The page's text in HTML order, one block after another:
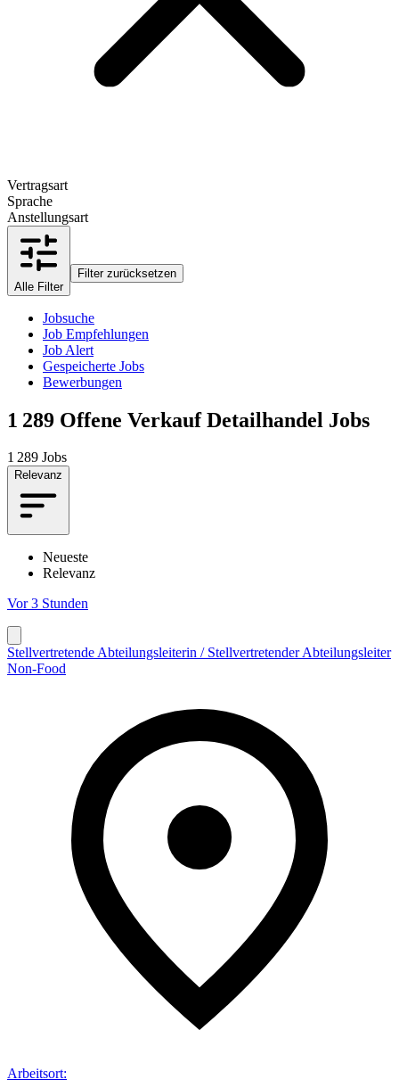
Vertragsart
Sprache
Anstellungsart
Alle Filter
Filter zurücksetzen
Jobsuche
Job Empfehlungen
Job Alert
Gespeicherte Jobs
Bewerbungen
1 289 Offene Verkauf Detailhandel Jobs
1 289 Jobs
Relevanz
Neueste
Relevanz
Vor 3 Stunden
Stellvertretende Abteilungsleiterin / Stellvertretender Abteilungsleiter
Non-Food
Arbeitsort: